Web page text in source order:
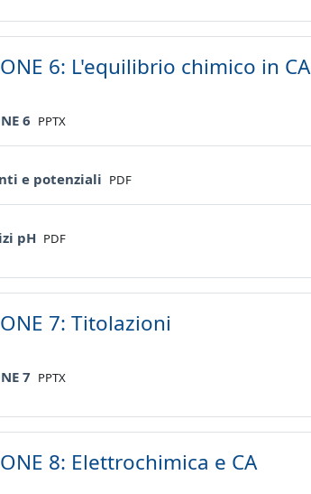
6: L'equilibrio chimico in CA
6 File
PPTX
e potenziali File
PDF
pH File
PDF
7: Titolazioni
7 File
PPTX
8: Elettrochimica e CA